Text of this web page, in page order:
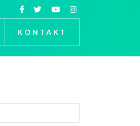
KONTAKT